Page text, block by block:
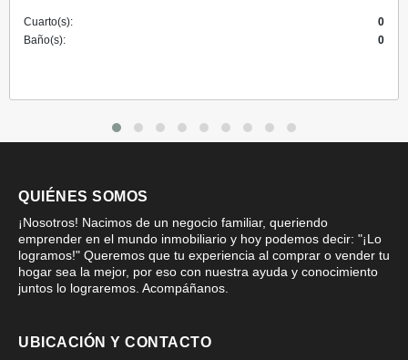
Cuarto(s):
0
Baño(s):
0
QUIÉNES SOMOS
¡Nosotros! Nacimos de un negocio familiar, queriendo
emprender en el mundo inmobiliario y hoy podemos decir: "¡Lo
logramos!" Queremos que tu experiencia al comprar o vender tu
hogar sea la mejor, por eso con nuestra ayuda y conocimiento
juntos lo lograremos. Acompáñanos.
UBICACIÓN Y CONTACTO